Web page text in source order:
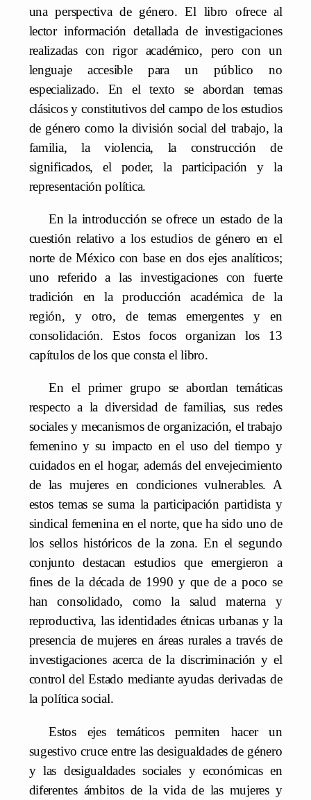
una perspectiva de género. El libro ofrece al
lector información detallada de investigaciones
realizadas con rigor académico, pero con un
lenguaje accesible para un público no
especializado. En el texto se abordan temas
clásicos y constitutivos del campo de los estudios
de género como la división social del trabajo, la
familia, la violencia, la construcción de
significados, el poder, la participación y la
representación política.
En la introducción se ofrece un estado de la
cuestión relativo a los estudios de género en el
norte de México con base en dos ejes analíticos;
uno referido a las investigaciones con fuerte
tradición en la producción académica de la
región, y otro, de temas emergentes y en
consolidación. Estos focos organizan los 13
capítulos de los que consta el libro.
En el primer grupo se abordan temáticas
respecto a la diversidad de familias, sus redes
sociales y mecanismos de organización, el trabajo
femenino y su impacto en el uso del tiempo y
cuidados en el hogar, además del envejecimiento
de las mujeres en condiciones vulnerables. A
estos temas se suma la participación partidista y
sindical femenina en el norte, que ha sido uno de
los sellos históricos de la zona. En el segundo
conjunto destacan estudios que emergieron a
fines de la década de 1990 y que de a poco se
han consolidado, como la salud materna y
reproductiva, las identidades étnicas urbanas y la
presencia de mujeres en áreas rurales a través de
investigaciones acerca de la discriminación y el
control del Estado mediante ayudas derivadas de
la política social.
Estos ejes temáticos permiten hacer un
sugestivo cruce entre las desigualdades de género
y las desigualdades sociales y económicas en
diferentes ámbitos de la vida de las mujeres y